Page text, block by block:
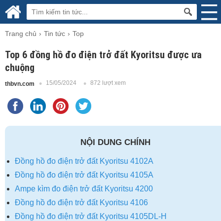
Trang chủ Tin tức Top
Top 6 đồng hồ đo điện trở đất Kyoritsu được ưa
chuộng
thbvn.com 15/05/2024 872 lượt xem
NỘI DUNG CHÍNH
Đồng hồ đo điện trở đất Kyoritsu 4102A
Đồng hồ đo điện trở đất Kyoritsu 4105A
Ampe kìm đo điện trở đất Kyoritsu 4200
Đồng hồ đo điện trở đất Kyoritsu 4106
Đồng hồ đo điện trở đất Kyoritsu 4105DL-H